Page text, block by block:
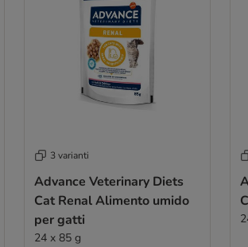
3 varianti
Advance Veterinary Diets
Cat Renal Alimento umido
per gatti
24 x 85 g